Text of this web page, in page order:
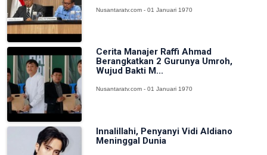
Nusantaratv.com - 01 Januari 1970
Cerita Manajer Raffi Ahmad
Berangkatkan 2 Gurunya Umroh,
Wujud Bakti M...
Nusantaratv.com - 01 Januari 1970
Innalillahi, Penyanyi Vidi Aldiano
Meninggal Dunia